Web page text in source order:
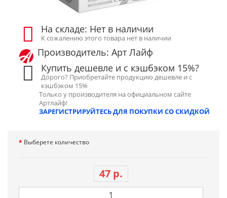
На складе: Нет в наличии
К сожалению этого товара нет в наличии
Производитель: Арт Лайф
Купить дешевле и с кэшбэком 15%?
Дорого? Приобретайте продукцию дешевле и с
кэшбэком 15%
Только у производителя на официальном сайте
Артлайф!
ЗАРЕГИСТРИРУЙТЕСЬ ДЛЯ ПОКУПКИ СО СКИДКОЙ
Выберете количество
47 р.